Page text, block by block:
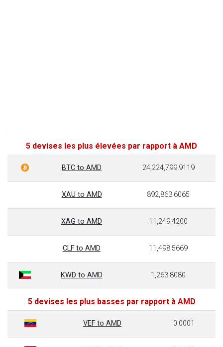
5 devises les plus élevées par rapport à AMD
BTC to AMD 24,224,799.9119
XAU to AMD 892,863.6065
XAG to AMD 11,249.4200
CLF to AMD 11,498.5669
KWD to AMD 1,263.8080
5 devises les plus basses par rapport à AMD
VEF to AMD 0.0001